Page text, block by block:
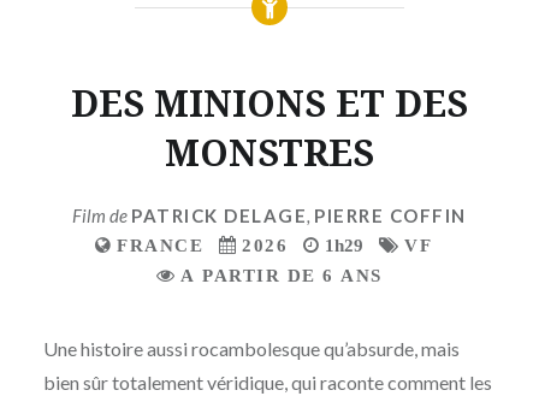
DES MINIONS ET DES
MONSTRES
Film de PATRICK DELAGE, PIERRE COFFIN
FRANCE 2026 1h29
VF
A PARTIR DE 6 ANS
Une histoire aussi rocambolesque qu’absurde, mais
bien sûr totalement véridique, qui raconte comment les